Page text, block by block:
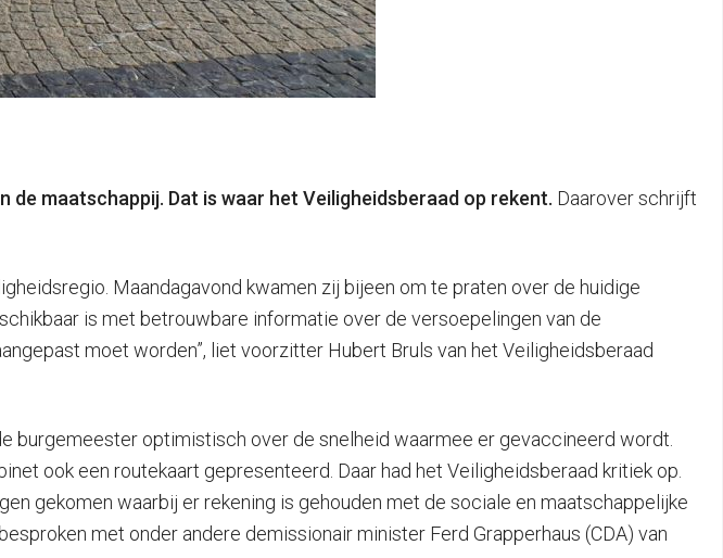
maatschappij. Dat is waar het Veiligheidsberaad op rekent. Daarover schrijft
Maandagavond kwamen zij bijeen om te praten over de huidige
is met betrouwbare informatie over de versoepelingen van de
moet worden”, liet voorzitter Hubert Bruls van het Veiligheidsberaad
burgemeester optimistisch over de snelheid waarmee er gevaccineerd wordt.
ook een routekaart gepresenteerd. Daar had het Veiligheidsberaad kritiek op.
gekomen waarbij er rekening is gehouden met de sociale en maatschappelijke
met onder andere demissionair minister Ferd Grapperhaus (CDA) van